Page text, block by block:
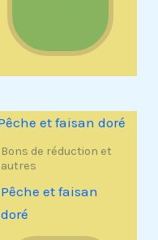
Bons de réduction et
autres
Pêche et faisan
doré